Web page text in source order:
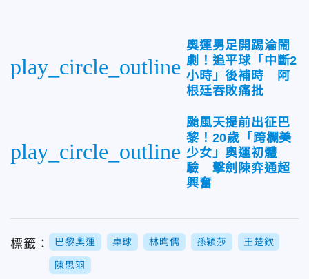
play_circle_outline
奧運男足開踢淪鬧
劇！追平球「中斷2
小時」後補時 阿
根廷吞敗痛批
play_circle_outline
颱風天提前出征巴
黎！20歲「跨欄美
少女」奧運初體
驗 擊劍陳弈通超
興奮
標籤： 巴黎奧運 桌球 林昀儒 孫穎莎 王楚欽
陳思羽